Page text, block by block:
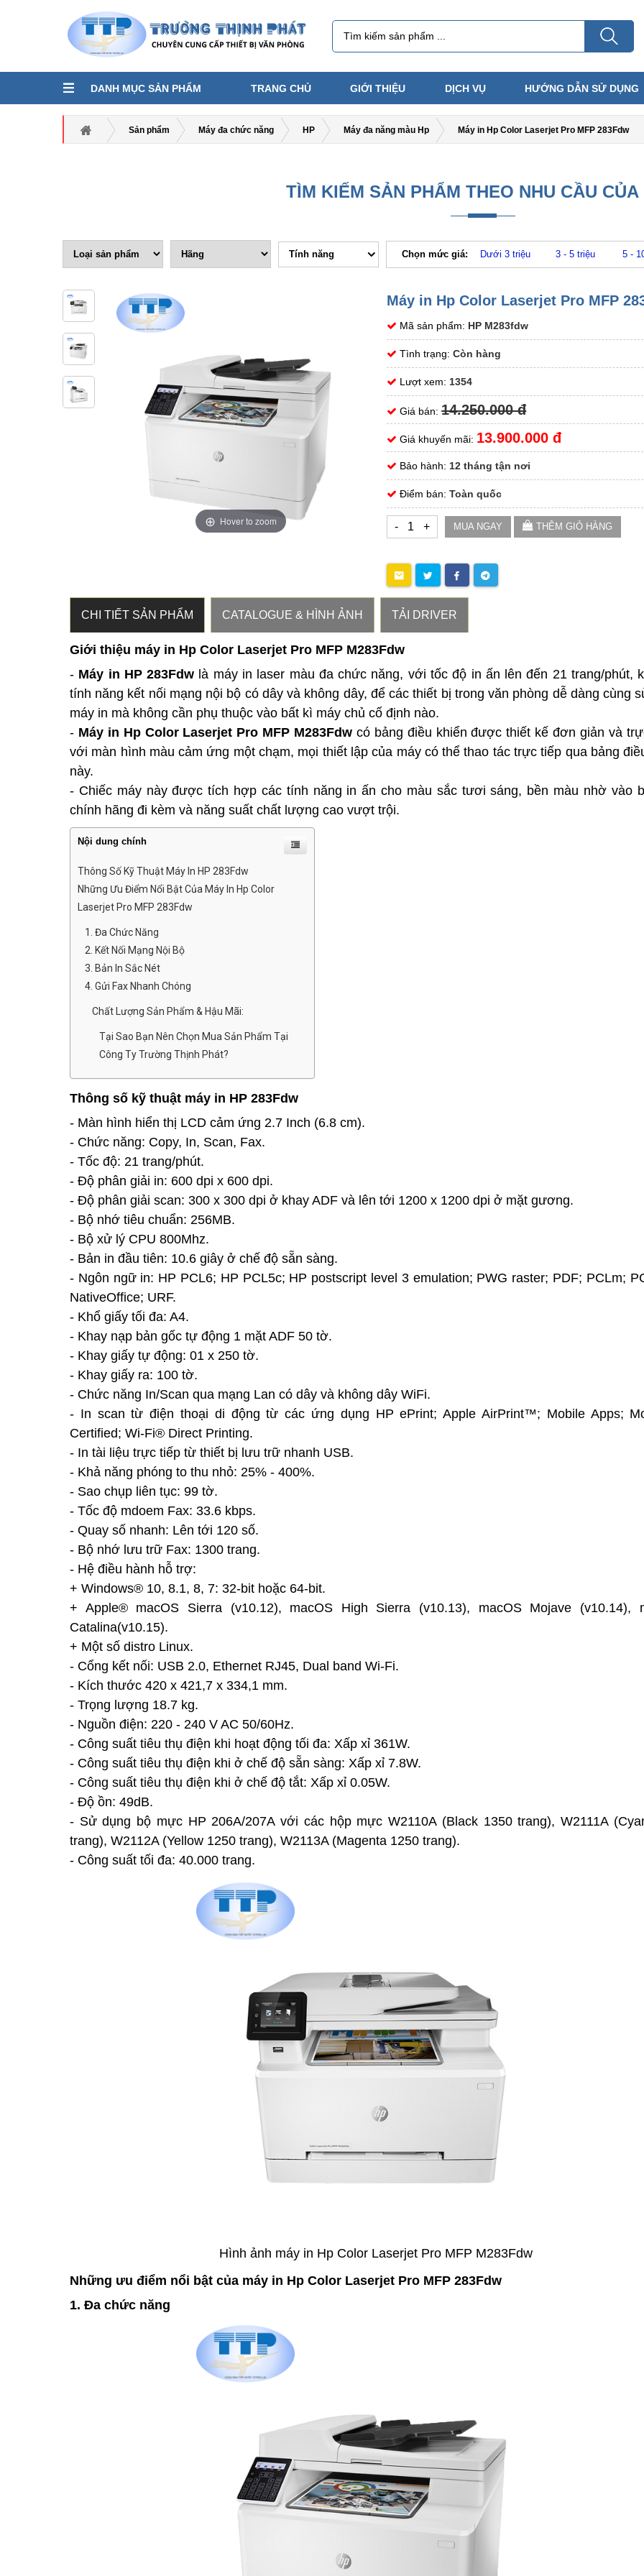
DANH MỤC SẢN PHẨM TRANG CHỦ GIỚI THIỆU DỊCH VỤ HƯỚNG DẪN SỬ DỤNG
Sản phẩm Máy đa chức năng HP Máy đa năng màu Hp Máy in Hp Color Laserjet Pro MFP 283Fdw
TÌM KIẾM SẢN PHẨM THEO NHU CẦU CỦA
Tính năng Chọn mức giá: Dưới 3 triệu 3 - 5 triệu 5 -
Hover to zoom
Máy in Hp Color Laserjet Pro MFP
Mã sản phẩm: HP M283fdw
Tình trạng:Còn hàng
Lượt xem: 1354
Giá bán:14.250.000 đ
Giá khuyến mãi: 13.900.000 đ
Bảo hành: 12 tháng tận nơi
Điểm bán:Toàn quốc
- + MUA NGAY THÊM GIỎ HÀNG
CHI TIẾT SẢN PHẨM CATALOGUE & HÌNH ẢNH TẢI DRIVER
Giới thiệu máy in Hp Color Laserjet Pro MFP M283Fdw
- Máy in HP 283Fdw là máy in laser màu đa chức năng, với tốc độ in ấn lên đến 21 trang/phút,
tính năng kết nối mạng nội bộ có dây và không dây, để các thiết bị trong văn phòng dễ dàng cùng
máy in mà không cần phụ thuộc vào bất kì máy chủ cố định nào.
- Máy in Hp Color Laserjet Pro MFP M283Fdw có bảng điều khiển được thiết kế đơn giản và
với màn hình màu cảm ứng một chạm, mọi thiết lập của máy có thể thao tác trực tiếp qua bảng
này.
- Chiếc máy này được tích hợp các tính năng in ấn cho màu sắc tươi sáng, bền màu nhờ vào
chính hãng đi kèm và năng suất chất lượng cao vượt trội.
Nội dung chính
Thông Số Kỹ Thuật Máy In HP 283Fdw
Những Ưu Điểm Nổi Bật Của Máy In Hp Color
Laserjet Pro MFP 283Fdw
1. Đa Chức Năng
2. Kết Nối Mạng Nội Bộ
3. Bản In Sắc Nét
4. Gửi Fax Nhanh Chóng
Chất Lượng Sản Phẩm & Hậu Mãi:
Tại Sao Bạn Nên Chọn Mua Sản Phẩm Tại
Công Ty Trường Thịnh Phát?
Thông số kỹ thuật máy in HP 283Fdw
- Màn hình hiển thị LCD cảm ứng 2.7 Inch (6.8 cm).
- Chức năng: Copy, In, Scan, Fax.
- Tốc độ: 21 trang/phút.
- Độ phân giải in: 600 dpi x 600 dpi.
- Độ phân giải scan: 300 x 300 dpi ở khay ADF và lên tới 1200 x 1200 dpi ở mặt gương.
- Bộ nhớ tiêu chuẩn: 256MB.
- Bộ xử lý CPU 800Mhz.
- Bản in đầu tiên: 10.6 giây ở chế độ sẵn sàng.
- Ngôn ngữ in: HP PCL6; HP PCL5c; HP postscript level 3 emulation; PWG raster; PDF; PCLm;
NativeOffice; URF.
- Khổ giấy tối đa: A4.
- Khay nạp bản gốc tự động 1 mặt ADF 50 tờ.
- Khay giấy tự động: 01 x 250 tờ.
- Khay giấy ra: 100 tờ.
- Chức năng In/Scan qua mạng Lan có dây và không dây WiFi.
- In scan từ điện thoại di động từ các ứng dụng HP ePrint; Apple AirPrint™; Mobile Apps;
Certified; Wi-Fi® Direct Printing.
- In tài liệu trực tiếp từ thiết bị lưu trữ nhanh USB.
- Khả năng phóng to thu nhỏ: 25% - 400%.
- Sao chụp liên tục: 99 tờ.
- Tốc độ mdoem Fax: 33.6 kbps.
- Quay số nhanh: Lên tới 120 số.
- Bộ nhớ lưu trữ Fax: 1300 trang.
- Hệ điều hành hỗ trợ:
+ Windows® 10, 8.1, 8, 7: 32-bit hoặc 64-bit.
+ Apple® macOS Sierra (v10.12), macOS High Sierra (v10.13), macOS Mojave (v10.14),
Catalina(v10.15).
+ Một số distro Linux.
- Cổng kết nối: USB 2.0, Ethernet RJ45, Dual band Wi-Fi.
- Kích thước 420 x 421,7 x 334,1 mm.
- Trọng lượng 18.7 kg.
- Nguồn điện: 220 - 240 V AC 50/60Hz.
- Công suất tiêu thụ điện khi hoạt động tối đa: Xấp xỉ 361W.
- Công suất tiêu thụ điện khi ở chế độ sẵn sàng: Xấp xỉ 7.8W.
- Công suất tiêu thụ điện khi ở chế độ tắt: Xấp xỉ 0.05W.
- Độ ồn: 49dB.
- Sử dụng bộ mực HP 206A/207A với các hộp mực W2110A (Black 1350 trang), W2111A
trang), W2112A (Yellow 1250 trang), W2113A (Magenta 1250 trang).
- Công suất tối đa: 40.000 trang.
Hình ảnh máy in Hp Color Laserjet Pro MFP M283Fdw
Những ưu điểm nổi bật của máy in Hp Color Laserjet Pro MFP 283Fdw
1. Đa chức năng